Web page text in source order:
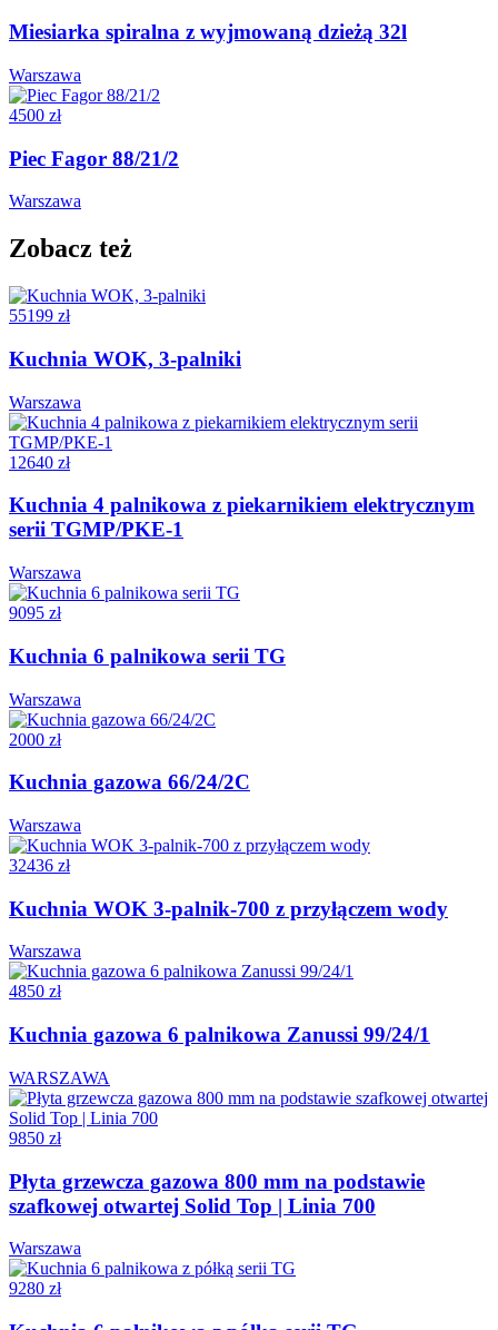
Miesiarka spiralna z wyjmowaną dzieżą 32l
Warszawa
4500 zł
Piec Fagor 88/21/2
Warszawa
Zobacz też
55199 zł
Kuchnia WOK, 3-palniki
Warszawa
12640 zł
Kuchnia 4 palnikowa z piekarnikiem elektrycznym
serii TGMP/PKE-1
Warszawa
9095 zł
Kuchnia 6 palnikowa serii TG
Warszawa
2000 zł
Kuchnia gazowa 66/24/2C
Warszawa
32436 zł
Kuchnia WOK 3-palnik-700 z przyłączem wody
Warszawa
4850 zł
Kuchnia gazowa 6 palnikowa Zanussi 99/24/1
WARSZAWA
9850 zł
Płyta grzewcza gazowa 800 mm na podstawie
szafkowej otwartej Solid Top | Linia 700
Warszawa
9280 zł